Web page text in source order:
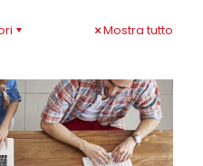
Mostra tutto